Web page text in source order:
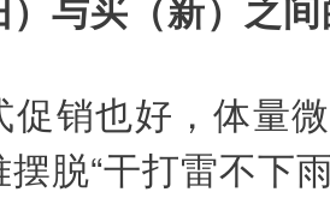
促销也好，体量
脱“干打雷不下